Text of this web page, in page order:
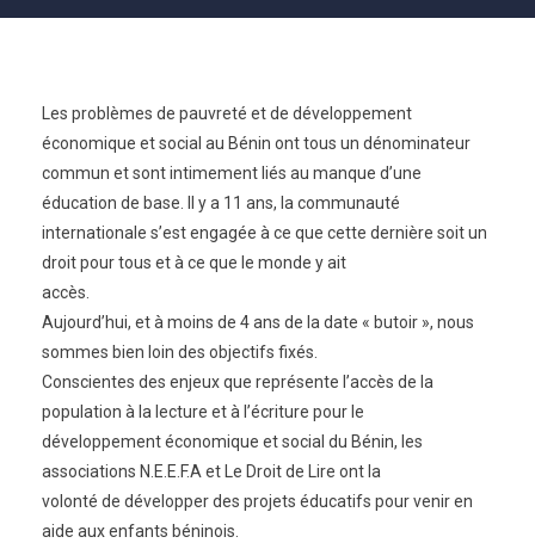
Les problèmes de pauvreté et de développement
économique et social au Bénin ont tous un dénominateur
commun et sont intimement liés au manque d’une
éducation de base. Il y a 11 ans, la communauté
internationale s’est engagée à ce que cette dernière soit un
droit pour tous et à ce que le monde y ait
accès.
Aujourd’hui, et à moins de 4 ans de la date « butoir », nous
sommes bien loin des objectifs fixés.
Conscientes des enjeux que représente l’accès de la
population à la lecture et à l’écriture pour le
développement économique et social du Bénin, les
associations N.E.E.F.A et Le Droit de Lire ont la
volonté de développer des projets éducatifs pour venir en
aide aux enfants béninois.